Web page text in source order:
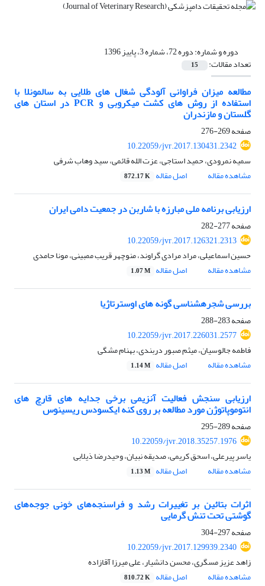
دوره و شماره:دوره 72، شماره 3، پاییز 1396
تعداد مقالات: 15
مطالعه میزان فراوانی آلودگی شغال های طلایی به سالمونلا با
استفاده از روش های کشت میکروبی و PCR در استان های
گلستان و مازندران
صفحه269-276
10.22059/jvr.2017.130431.2342
سمیه نمرودی، حمید استاجی، عزت الله قائمی، سید وهاب شرفی
مشاهده مقاله
اصل مقاله 872.17 K
ارزیابی برنامه ملی مبارزه با شاربن در جمعیت دامی ایران
صفحه277-282
10.22059/jvr.2017.126321.2313
حسین اسماعیلی، مراد مرادی گراوند، منوچهر قریب ممبینی، مونا حامدی
مشاهده مقاله
اصل مقاله 1.07 M
بررسی شجرهشناسی گونه های اوسترتاژیا
صفحه283-288
10.22059/jvr.2017.226031.2577
فاطمه جالوسیان، میثم صبور دربندی، بهنام مشگی
مشاهده مقاله
اصل مقاله 1.14 M
ارزیابی سنجش فعالیت آنزیمی برخی جدایه های قارچ های
انتوموپاتوژن مورد مطالعه بر روی کنه ایکسودس ریسینوس
صفحه289-295
10.22059/jvr.2018.35257.1976
یاسر پیرعلی، اسحق کریمی، صدیقه نبیان، وحیدرضا ذیلابی
مشاهده مقاله
اصل مقاله 1.13 M
اثرات بتائین بر تغییرات رشد و فراسنجه‌های خونی جوجه‌های
گوشتی تحت تنش گرمایی
صفحه297-304
10.22059/jvr.2017.129939.2340
زاهد عزیز مسگری، محسن دانشیار، علی میرزا آقازاده
مشاهده مقاله
اصل مقاله 810.72 K